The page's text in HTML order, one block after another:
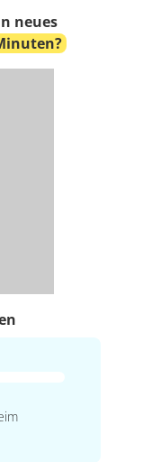
neues